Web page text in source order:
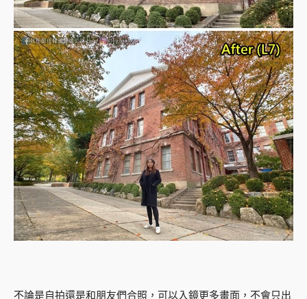
不論是自拍還是和朋友們合照，可以入鏡更多畫面，不會只出